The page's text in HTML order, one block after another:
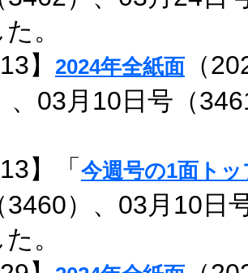
。
】 2024年全紙面 （
、03月10日号（
】「 今週号の1面トッ
3460）、03月10日
。